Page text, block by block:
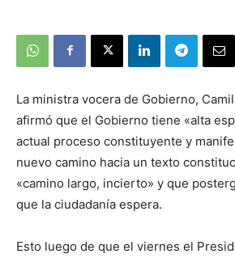
La ministra vocera de Gobierno,
afirmó que el Gobierno tiene «alta
actual proceso constituyente y
nuevo camino hacia un texto
«camino largo, incierto» y que
que la ciudadanía espera.
Esto luego de que el viernes el